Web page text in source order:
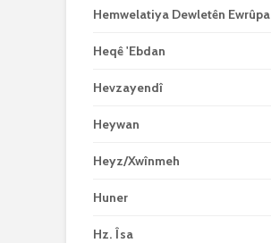
Hemwelatiya Dewletên Ewrûpa
Heqê 'Ebdan
Hevzayendî
Heywan
Heyz/Xwînmeh
Huner
Hz. Îsa